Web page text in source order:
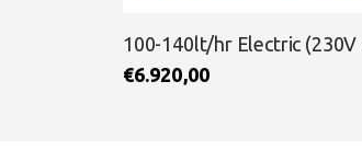
€6.564,00